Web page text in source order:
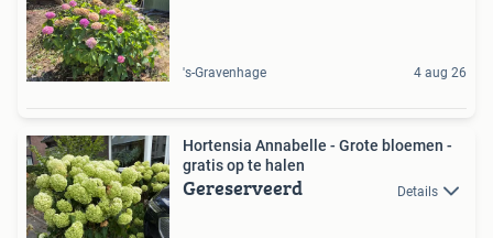
's-Gravenhage 4 aug 26
Hortensia Annabelle - Grote bloemen -
gratis op te halen
Gereserveerd Details